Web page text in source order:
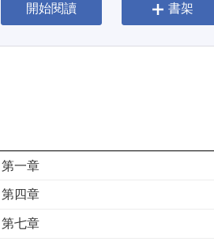
開始閱讀 書架
第一章
第四章
第七章